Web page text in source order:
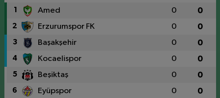
1 Amed 0 0
2 Erzurumspor FK 0 0
3 Başakşehir 0 0
4 Kocaelispor 0 0
5 Beşiktaş 0 0
6 Eyüpspor 0 0